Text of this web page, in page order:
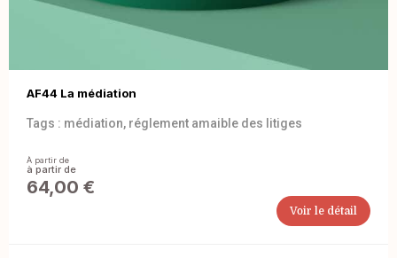
AF44 La médiation
Tags : médiation, réglement amaible des litiges
À partir de
64,00 €
Voir le détail